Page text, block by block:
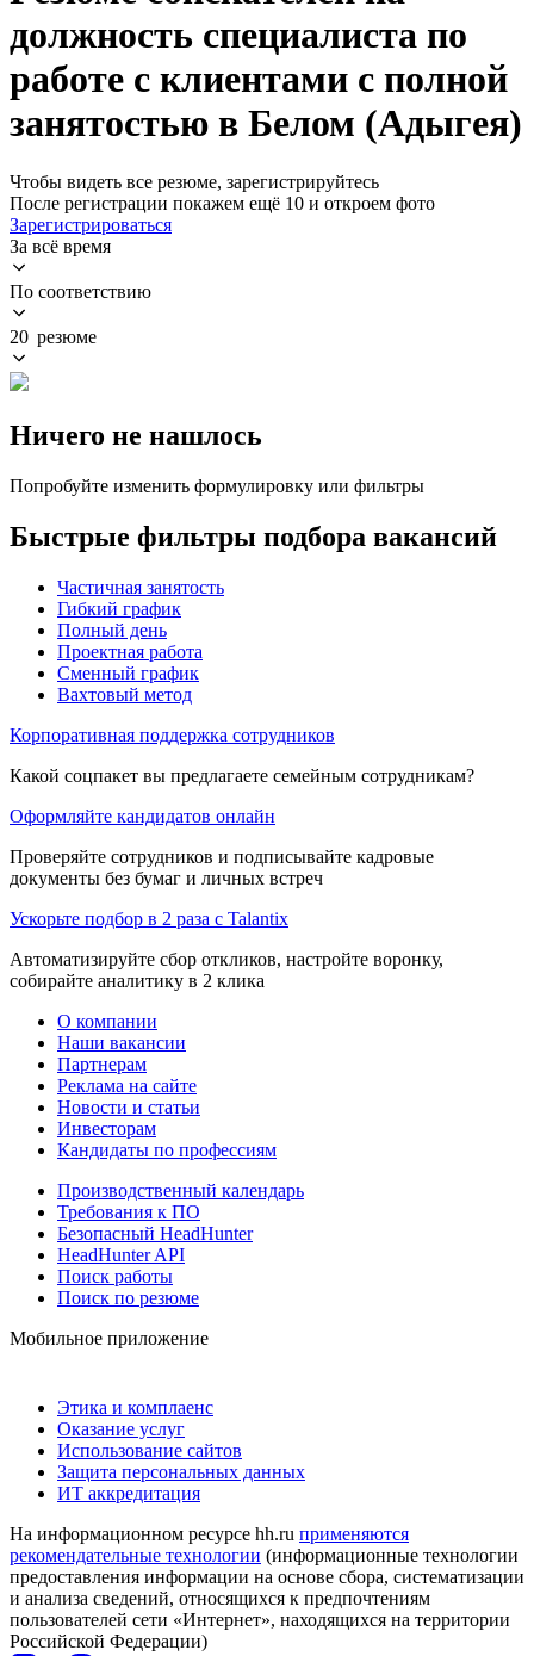
должность специалиста по
работе с клиентами с полной
занятостью в Белом (Адыгея)
Чтобы видеть все резюме, зарегистрируйтесь
После регистрации покажем ещё 10 и откроем фото
Зарегистрироваться
За всё время
По соответствию
20 резюме
Ничего не нашлось
Попробуйте изменить формулировку или фильтры
Быстрые фильтры подбора вакансий
Частичная занятость
Гибкий график
Полный день
Проектная работа
Сменный график
Вахтовый метод
Корпоративная поддержка сотрудников
Какой соцпакет вы предлагаете семейным сотрудникам?
Оформляйте кандидатов онлайн
Проверяйте сотрудников и подписывайте кадровые
документы без бумаг и личных встреч
Ускорьте подбор в 2 раза с Talantix
Автоматизируйте сбор откликов, настройте воронку,
собирайте аналитику в 2 клика
О компании
Наши вакансии
Партнерам
Реклама на сайте
Новости и статьи
Инвесторам
Кандидаты по профессиям
Производственный календарь
Требования к ПО
Безопасный HeadHunter
HeadHunter API
Поиск работы
Поиск по резюме
Мобильное приложение
Этика и комплаенс
Оказание услуг
Использование сайтов
Защита персональных данных
ИТ аккредитация
На информационном ресурсе hh.ru применяются
рекомендательные технологии (информационные технологии
предоставления информации на основе сбора, систематизации
и анализа сведений, относящихся к предпочтениям
пользователей сети «Интернет», находящихся на территории
Российской Федерации)